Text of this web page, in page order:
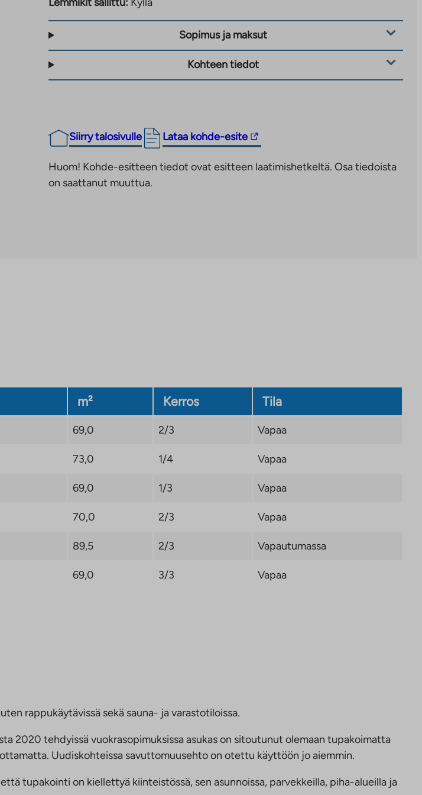
Sopimus ja maksut
Kohteen tiedot
Siirry talosivulle Lataa kohde-esite
Linkki
vie
ulkopuoliseen
Huom! Kohde-esitteen tiedot ovat esitteen laatimishetkeltä. Osa tiedoista
on saattanut muuttua.
m² Kerros Tila
69,0 2/3 Vapaa
73,0 1/4 Vapaa
69,0 1/3 Vapaa
70,0 2/3 Vapaa
89,5 2/3 Vapautumassa
69,0 3/3 Vapaa
rappukäytävissä sekä sauna- ja varastotiloissa.
2020 tehdyissä vuokrasopimuksissa asukas on sitoutunut olemaan tupakoimatta
Uudiskohteissa savuttomuusehto on otettu käyttöön jo aiemmin.
tupakointi on kiellettyä kiinteistössä, sen asunnoissa, parvekkeilla, piha-alueilla ja